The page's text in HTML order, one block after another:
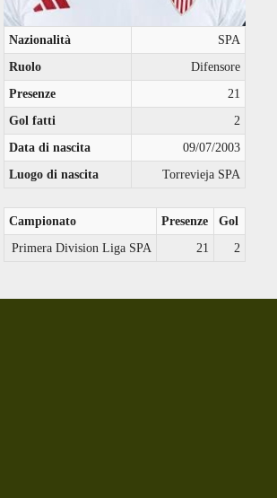
Nazionalità
SPA
Ruolo
Difensore
Presenze
21
Gol fatti
2
Data di nascita
09/07/2003
Luogo di nascita
Torrevieja SPA
Campionato Presenze
Gol
Primera Division Liga SPA
21 2